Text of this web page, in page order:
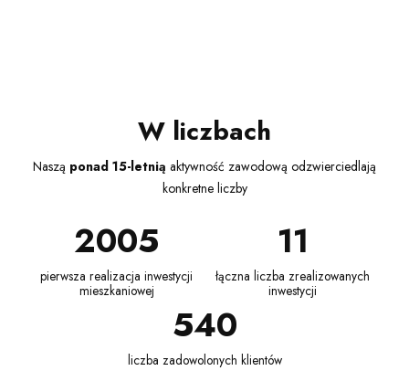
W liczbach
Naszą ponad 15-letnią aktywność zawodową odzwierciedlają
konkretne liczby
2005
pierwsza realizacja inwestycji
mieszkaniowej
11
łączna liczba zrealizowanych
inwestycji
540
liczba zadowolonych klientów